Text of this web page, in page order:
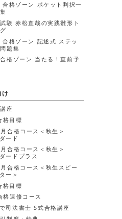
合格ゾーン ポケット判択一
験 赤松直哉の実践雛形ト
合格ゾーン 記述式 ステッ
題集
格ゾーン 当たる！直前予
け
座
格目標
合格コース＜秋生＞
ード
合格コース＜秋生＞
ードプラス
合格コース＜秋生スピー
ー＞
格目標
格速修コース
司法書士 S式合格講座